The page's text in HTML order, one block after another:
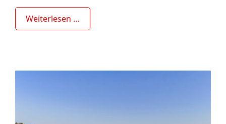
Weiterlesen …